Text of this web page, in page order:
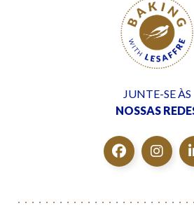
JUNTE-SE ÀS
NOSSAS